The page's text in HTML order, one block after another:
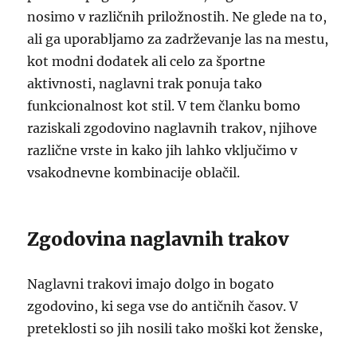
nosimo v različnih priložnostih. Ne glede na to,
ali ga uporabljamo za zadrževanje las na mestu,
kot modni dodatek ali celo za športne
aktivnosti, naglavni trak ponuja tako
funkcionalnost kot stil. V tem članku bomo
raziskali zgodovino naglavnih trakov, njihove
različne vrste in kako jih lahko vključimo v
vsakodnevne kombinacije oblačil.
Zgodovina naglavnih trakov
Naglavni trakovi imajo dolgo in bogato
zgodovino, ki sega vse do antičnih časov. V
preteklosti so jih nosili tako moški kot ženske,